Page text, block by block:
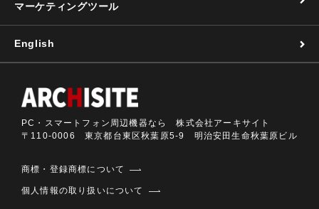
マーケティングツール
English
PC・スマートフォン周辺機器なら 株式会社アーキサイト
〒110-0006 東京都台東区秋葉原5-9 明治安田生命秋葉原ビル
商標・登録商標について
個人情報の取り扱いについて